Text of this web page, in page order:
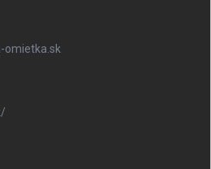
omietka.sk